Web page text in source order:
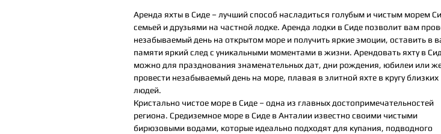
Аренда яхты в Сиде – лучший способ насладиться голубым и чистым морем
семьей и друзьями на частной лодке. Аренда лодки в Сиде позволит вам
незабываемый день на открытом море и получить яркие эмоции, оставить в
памяти яркий след с уникальными моментами в жизни. Арендовать яхту в
можно для празднования знаменательных дат, дни рождения, юбилеи или
провести незабываемый день на море, плавая в элитной яхте в кругу близких
людей.
Кристально чистое море в Сиде – одна из главных достопримечательностей
региона. Средиземное море в Сиде в Анталии известно своими чистыми
бирюзовыми водами, которые идеально подходят для купания, подводного